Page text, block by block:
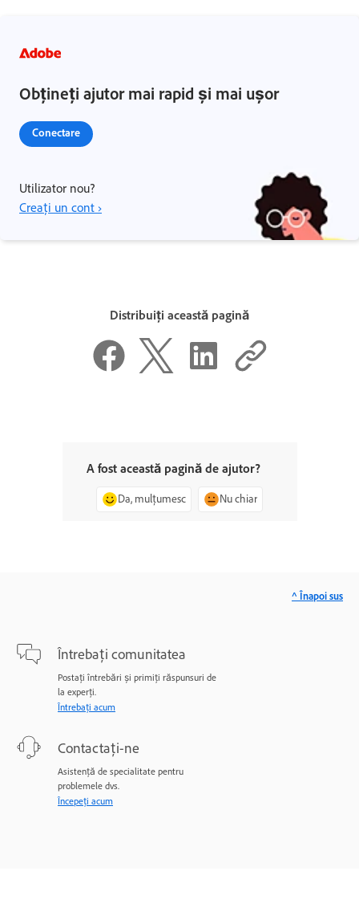
Obțineți ajutor mai rapid și mai ușor
Conectare
Utilizator nou?
Creați un cont ›
Distribuiți această pagină
A fost această pagină de ajutor?
Da, mulțumesc Nu chiar
Întrebați comunitatea
Postați întrebări și primiți răspunsuri de
la experți.
Întrebați acum
Contactați-ne
Asistență de specialitate pentru
problemele dvs.
Începeți acum
^ Înapoi sus